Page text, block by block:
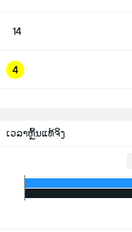
14
4
ເວລາຫຼິ້ນແທ້ຈິງ